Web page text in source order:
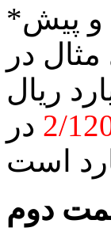
*توجه: در کامپیوتر های مختلف ممکن است اعداد پس و پیش
در
ايران از حدود 311 ميليارد ريال
2/ در
دوم